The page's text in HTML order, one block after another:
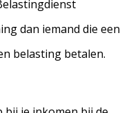
dan iemand die een
belasting betalen.